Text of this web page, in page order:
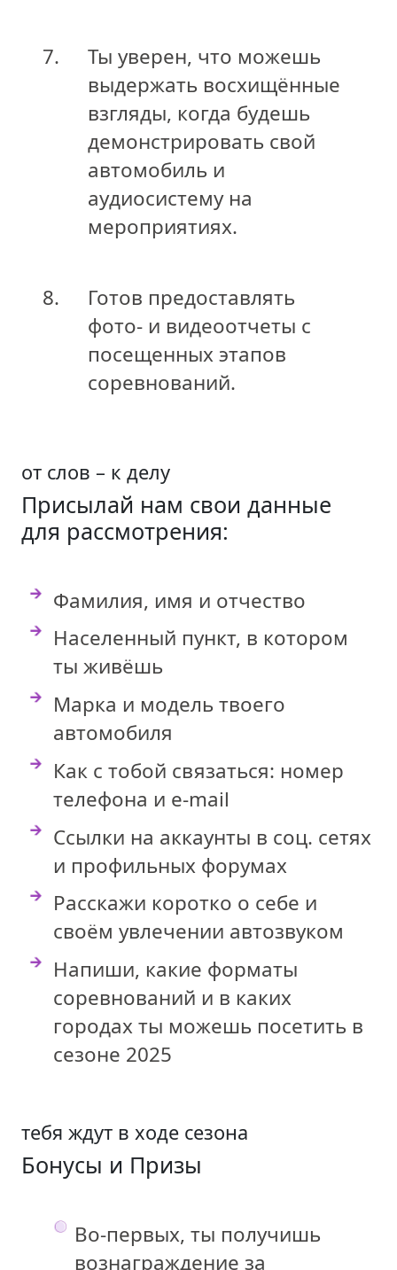
7.
Ты уверен, что можешь
выдержать восхищённые
взгляды, когда будешь
демонстрировать свой
автомобиль и
аудиосистему на
мероприятиях.
8.
Готов предоставлять
фото- и видеоотчеты с
посещенных этапов
соревнований.
от слов – к делу
Присылай нам свои данные
для рассмотрения:
Фамилия, имя и отчество
Населенный пункт, в котором
ты живёшь
Марка и модель твоего
автомобиля
Как с тобой связаться: номер
телефона и e-mail
Ссылки на аккаунты в соц. сетях
и профильных форумах
Расскажи коротко о себе и
своём увлечении автозвуком
Напиши, какие форматы
соревнований и в каких
городах ты можешь посетить в
сезоне 2025
тебя ждут в ходе сезона
Бонусы и Призы
Во-первых, ты получишь
вознаграждение за